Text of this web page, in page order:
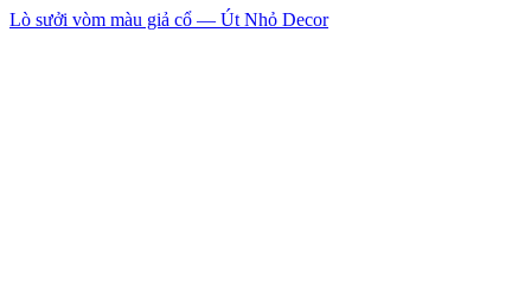
Lò sưởi vòm màu giả cổ — Út Nhỏ Decor